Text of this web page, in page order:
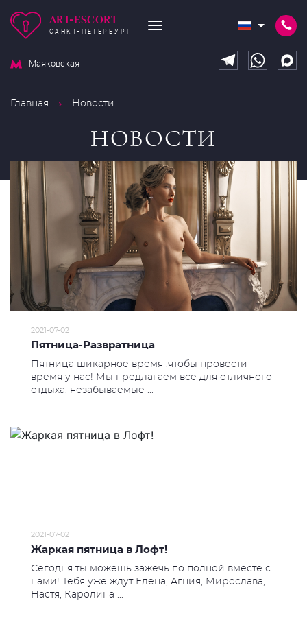
ART-ESCORT
САНКТ-ПЕТЕРБУРГ
Маяковская
Главная Новости
НОВОСТИ
2021-07-02
Пятница-Развратница
Пятница шикарное время ,чтобы провести
время у нас! Мы предлагаем все для отличного
отдыха: незабываемые ...
2021-07-02
Жаркая пятница в Лофт!
Сегодня ты можешь зажечь по полной вместе с
нами! Тебя уже ждут Елена, Агния, Мирослава,
Настя, Каролина ...